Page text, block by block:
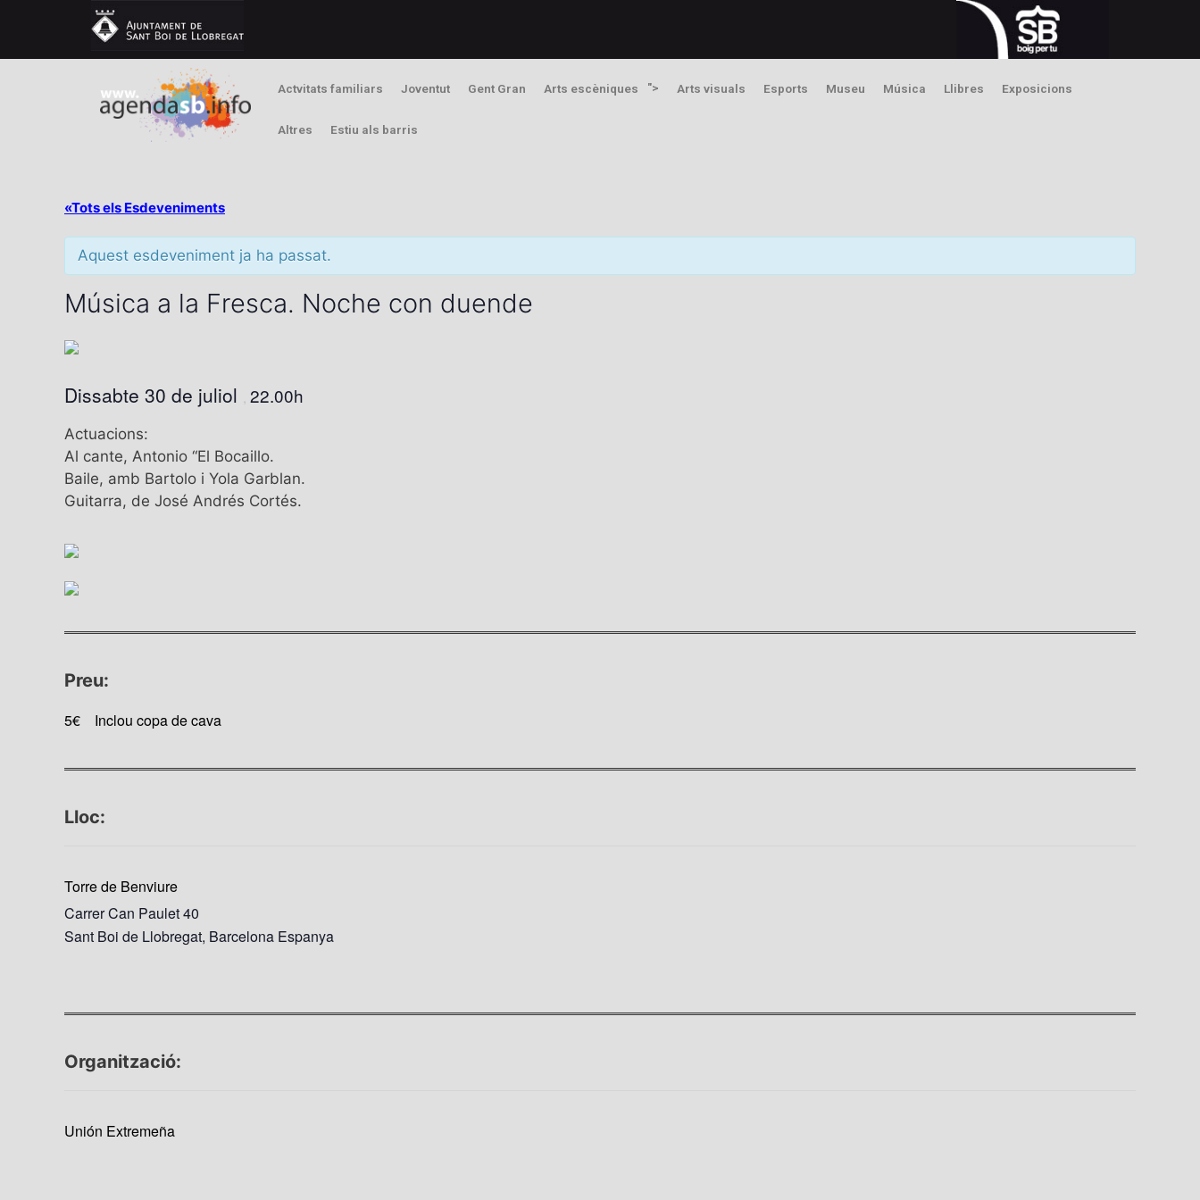
Actvitats familiars Joventut Gent Gran Arts escèniques "> Arts visuals Esports Museu Música Llibres Exposicions
Altres Estiu als barris
«Tots els Esdeveniments
Aquest esdeveniment ja ha passat.
Música a la Fresca. Noche con duende
Dissabte 30 de juliol 22.00h
Actuacions:
Al cante, Antonio “El Bocaillo.
Baile, amb Bartolo i Yola Garblan.
Guitarra, de José Andrés Cortés.
Preu:
5€ Inclou copa de cava
Lloc:
Torre de Benviure
Carrer Can Paulet 40
Sant Boi de Llobregat, Barcelona Espanya
Organització:
Unión Extremeña